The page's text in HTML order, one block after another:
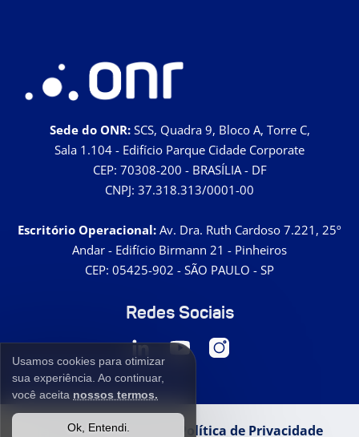
Usamos cookies para otimizar
sua experiência. Ao continuar,
você aceita nossos termos.
Ok, Entendi.
Sede do ONR:SCS, Quadra 9, Bloco A, Torre C,
Sala 1.104 - Edifício Parque Cidade Corporate
CEP: 70308-200 - BRASÍLIA - DF
CNPJ: 37.318.313/0001-00
Escritório Operacional: Av. Dra. Ruth Cardoso 7.221, 25º
Andar - Edifício Birmann 21 - Pinheiros
CEP: 05425-902 - SÃO PAULO - SP
Redes Sociais
Termos de Uso Política de Privacidade